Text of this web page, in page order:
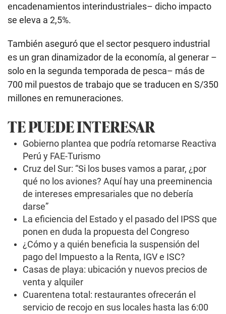
encadenamientos interindustriales– dicho impacto
se eleva a 2,5%.
También aseguró que el sector pesquero industrial
es un gran dinamizador de la economía, al generar –
solo en la segunda temporada de pesca– más de
700 mil puestos de trabajo que se traducen en S/350
millones en remuneraciones.
TE PUEDE INTERESAR
Gobierno plantea que podría retomarse Reactiva
Perú y FAE-Turismo
Cruz del Sur: “Si los buses vamos a parar, ¿por
qué no los aviones? Aquí hay una preeminencia
de intereses empresariales que no debería
darse”
La eficiencia del Estado y el pasado del IPSS que
ponen en duda la propuesta del Congreso
¿Cómo y a quién beneficia la suspensión del
pago del Impuesto a la Renta, IGV e ISC?
Casas de playa: ubicación y nuevos precios de
venta y alquiler
Cuarentena total: restaurantes ofrecerán el
servicio de recojo en sus locales hasta las 6:00